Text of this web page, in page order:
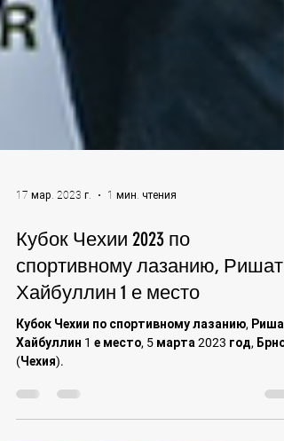
17 мар. 2023 г. 1 мин. чтения
Кубок Чехии 2023 по
спортивному лазанию, Ришат
Хайбуллин 1 е место
Кубок Чехии по спортивному лазанию, Ришат
(Чехия).